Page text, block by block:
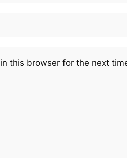
this browser for the next